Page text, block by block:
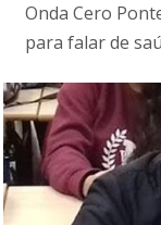
Onda Cero
para falar de